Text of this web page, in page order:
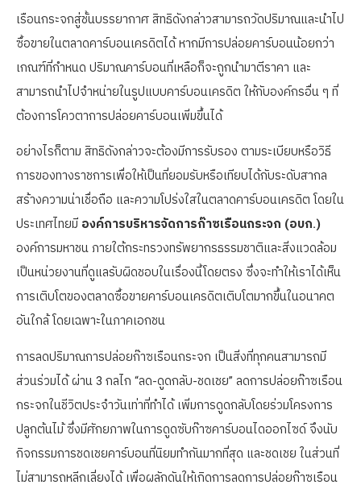
เรือนกระจกสู่ชั้นบรรยากาศ สิทธิดังกล่าวสามารถวัดปริมาณและนำไป
ซื้อขายในตลาดคาร์บอนเครดิตได้ หากมีการปล่อยคาร์บอนน้อยกว่า
เกณฑ์ที่กำหนด ปริมาณคาร์บอนที่เหลือก็จะถูกนำมาตีราคา และ
สามารถนำไปจำหน่ายในรูปแบบคาร์บอนเครดิต ให้กับองค์กรอื่น ๆ ที่
ต้องการโควตาการปล่อยคาร์บอนเพิ่มขึ้นได้
อย่างไรก็ตาม สิทธิดังกล่าวจะต้องมีการรับรอง ตามระเบียบหรือวิธี
การของทางราชการเพื่อให้เป็นที่ยอมรับหรือเทียบได้กับระดับสากล
สร้างความน่าเชื่อถือ และความโปร่งใสในตลาดคาร์บอนเครดิต โดยใน
ประเทศไทยมี องค์การบริหารจัดการก๊าซเรือนกระจก (อบก.)
องค์การมหาชน ภายใต้กระทรวงทรัพยากรธรรมชาติและสิ่งแวดล้อม
เป็นหน่วยงานที่ดูแลรับผิดชอบในเรื่องนี้โดยตรง ซึ่งจะทำให้เราได้เห็น
การเติบโตของตลาดซื้อขายคาร์บอนเครดิตเติบโตมากขึ้นในอนาคต
อันใกล้ โดยเฉพาะในภาคเอกชน
การลดปริมาณการปล่อยก๊าซเรือนกระจก เป็นสิ่งที่ทุกคนสามารถมี
ส่วนร่วมได้ ผ่าน 3 กลไก “ลด-ดูดกลับ-ชดเชย” ลดการปล่อยก๊าซเรือน
กระจกในชีวิตประจำวันเท่าที่ทำได้ เพิ่มการดูดกลับโดยร่วมโครงการ
ปลูกต้นไม้ ซึ่งมีศักยภาพในการดูดซับก๊าซคาร์บอนไดออกไซด์ จึงนับ
กิจกรรมการชดเชยคาร์บอนที่นิยมทำกันมากที่สุด และชดเชย ในส่วนที่
ไม่สามารถหลีกเลี่ยงได้ เพื่อผลักดันให้เกิดการลดการปล่อยก๊าซเรือน